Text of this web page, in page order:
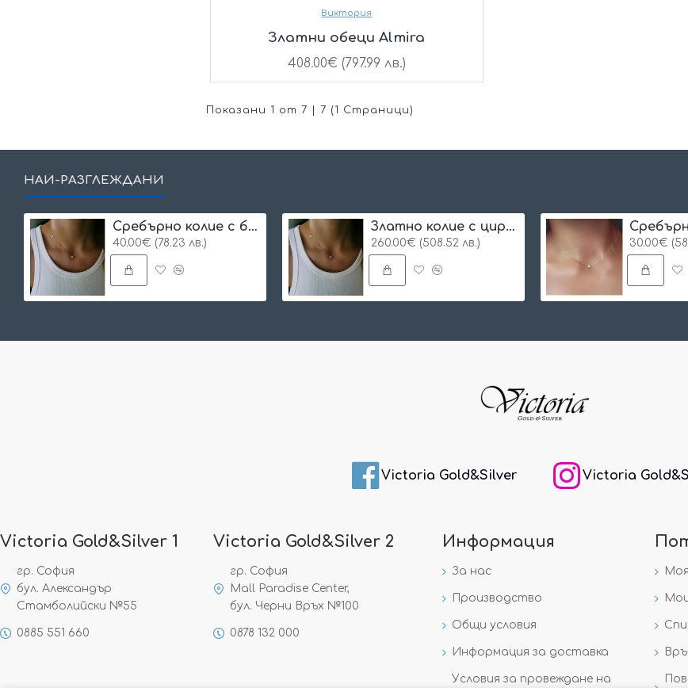
Виктория
Златни обеци Almira
408.00€ (797.99 лв.)
Показани 1 от 7 | 7 (1 Страници)
НАЙ-РАЗГЛЕЖДАНИ
Сребърнo колие с буква и едно камъче
40.00€ (78.23 лв.)
Златно колие с циркон и буква по избор
260.00€ (508.52 лв.) 30.00€
Victoria Gold&Silver Victoria
Victoria Gold&Silver 1
гр. София
бул. Александър
Стамболийски №55
0885 551 660
Victoria Gold&Silver 2
гр. София
Mall Paradise Center,
бул. Черни Връх №100
0878 132 000
Информация
За нас
Производство
Общи условия
Информация за доставка
Условия за провеждане на